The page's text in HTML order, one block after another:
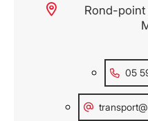
Rond-point
05